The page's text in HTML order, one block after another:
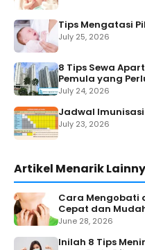
Tips Mengatasi
July 25, 2026
8 Tips Sewa
Pemula yang
July 24, 2026
Jadwal Imunisasi
July 23, 2026
Artikel Menarik
Cara Mengobati
Cepat dan
June 28, 2026
Inilah 8 Tips